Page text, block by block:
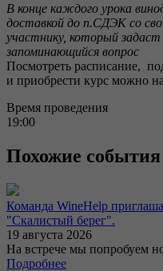
В конце каждого урока
доставкой до п.СДЭК со
участнику, который
запоминающийся вопрос
Посмотреть расписание,
и приобрести курс можно
Время проведения
19:00
Похожие события
Команда WineHelp
"Скалистый берег".
19 августа 2026
На встрече мы попробуем
Подробнее